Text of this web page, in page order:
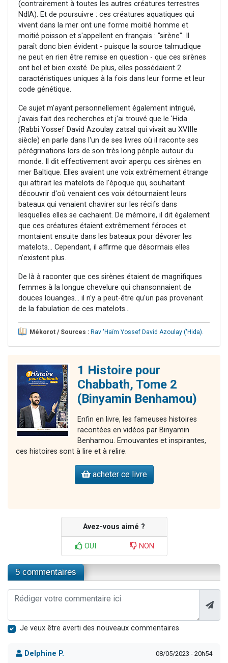
(contrairement à toutes les autres créatures terrestres
NdlA). Et de poursuivre : ces créatures aquatiques qui
vivent dans la mer ont une forme moitié homme et
moitié poisson et s'appellent en français : "sirène". Il
paraît donc bien évident - puisque la source talmudique
ne peut en rien être remise en question - que ces sirènes
ont bel et bien existé. De plus, elles possédaient 2
caractéristiques uniques à la fois dans leur forme et leur
code génétique.
Ce sujet m'ayant personnellement également intrigué,
j'avais fait des recherches et j'ai trouvé que le 'Hida
(Rabbi Yossef David Azoulay zatsal qui vivait au XVIIIe
siècle) en parle dans l'un de ses livres où il raconte ses
pérégrinations lors de son très long périple autour du
monde. Il dit effectivement avoir aperçu ces sirènes en
mer Baltique. Elles avaient une voix extrêmement étrange
qui attirait les matelots de l'époque qui, souhaitant
découvrir d'où venaient ces voix détournaient leurs
bateaux qui venaient chavirer sur les récifs dans
lesquelles elles se cachaient. De mémoire, il dit également
que ces créatures étaient extrêmement féroces et
montaient ensuite dans les bateaux pour dévorer les
matelots... Cependant, il affirme que désormais elles
n'existent plus.
De là à raconter que ces sirènes étaient de magnifiques
femmes à la longue chevelure qui chansonnaient de
douces louanges… il n'y a peut-être qu'un pas provenant
de la fabulation de ces matelots...
Mékorot / Sources : Rav 'Haïm Yossef David Azoulay ('Hida).
1 Histoire pour
Chabbath, Tome 2
(Binyamin Benhamou)
Enfin en livre, les fameuses histoires
racontées en vidéos par Binyamin
Benhamou. Emouvantes et inspirantes,
ces histoires sont à lire et à relire.
acheter ce livre
Avez-vous aimé ?
OUI NON
5 commentaires
Je veux être averti des nouveaux commentaires
Delphine P. 08/05/2023 - 20h54